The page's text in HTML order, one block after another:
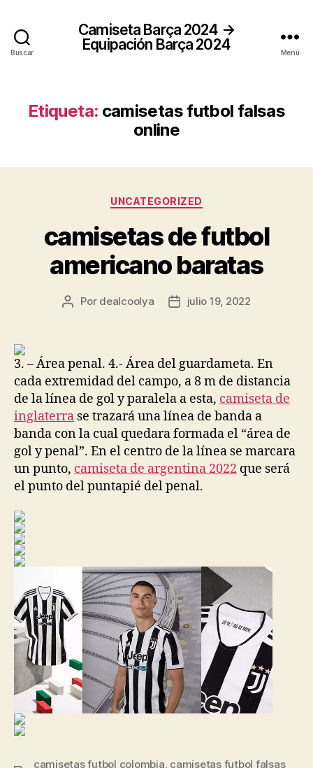
Buscar
Camiseta Barça 2024 →
Equipación Barça 2024
Menú
Etiqueta: camisetas futbol falsas
online
Categorías
UNCATEGORIZED
camisetas de futbol
americano baratas
Autor
Por dealcoolya
Fechajulio 19, 2022
3. – Área penal. 4.- Área del guardameta. En
cada extremidad del campo, a 8 m de distancia
de la línea de gol y paralela a esta, camiseta de
inglaterra se trazará una línea de banda a
banda con la cual quedara formada el “área de
gol y penal”. En el centro de la línea se marcara
un punto, camiseta de argentina 2022 que será
el punto del puntapié del penal.
camisetas futbol colombia, camisetas futbol falsas